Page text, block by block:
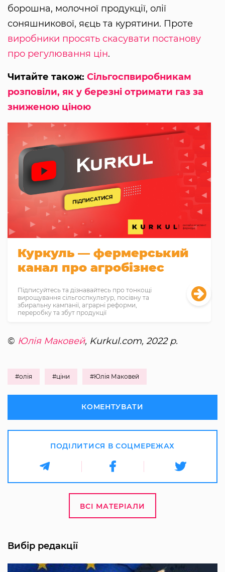
борошна, молочної продукції, олії
соняшникової, яєць та курятини. Проте
виробники просять скасувати постанову
про регулювання цін.
Читайте також: Сільгоспвиробникам
розповіли, як у березні отримати газ за
зниженою ціною
Куркуль — фермерський
канал про агробізнес
Підписуйтесь та дізнавайтесь про тонкощі
вирощування сільгоспкультур, посівну та
збиральну кампанії, аграрні реформи,
переробку та збут продукції
© Юлія Маковей, Kurkul.com, 2022 р.
#олія #ціни #Юлія Маковей
КОМЕНТУВАТИ
ПОДІЛИТИСЯ В СОЦМЕРЕЖАХ
ВСІ МАТЕРІАЛИ
Вибір редакції